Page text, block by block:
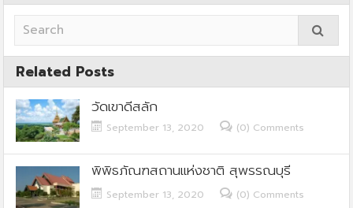
Related Posts
วัดเขาดีสลัก
September 13, 2020 (0) Comments
พิพิธภัณฑสถานแห่งชาติ สุพรรณบุรี
September 13, 2020 (0) Comments